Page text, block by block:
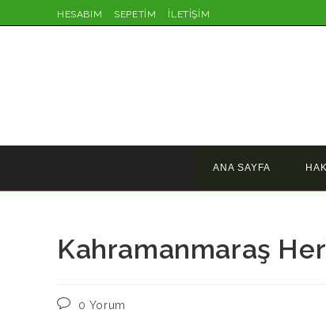
to
HESABIM SEPETİM İLETİŞİM
ANA SAYFA
Kahramanmaraş
Post0 Yorum